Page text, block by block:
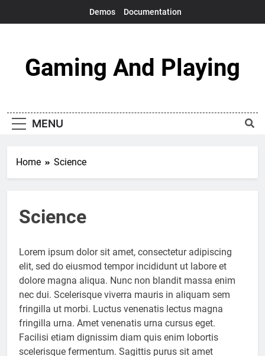
Demos Documentation
Gaming And Playing
MENU
Home Science
Science
Lorem ipsum dolor sit amet, consectetur adipiscing
elit, sed do eiusmod tempor incididunt ut labore et
dolore magna aliqua. Nunc non blandit massa enim
nec dui. Scelerisque viverra mauris in aliquam sem
fringilla ut morbi. Luctus venenatis lectus magna
fringilla urna. Amet venenatis urna cursus eget.
Facilisi etiam dignissim diam quis enim lobortis
scelerisque fermentum. Sagittis purus sit amet